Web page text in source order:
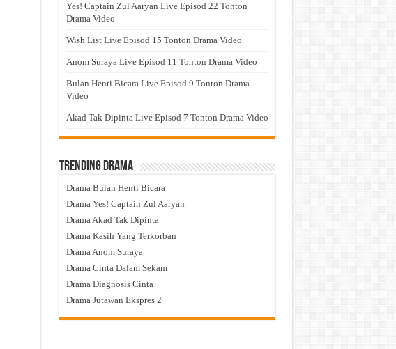
Yes! Captain Zul Aaryan Live Episod 22 Tonton
Drama Video
Wish List Live Episod 15 Tonton Drama Video
Anom Suraya Live Episod 11 Tonton Drama Video
Bulan Henti Bicara Live Episod 9 Tonton Drama
Video
Akad Tak Dipinta Live Episod 7 Tonton Drama Video
Trending Drama
Drama Bulan Henti Bicara
Drama Yes! Captain Zul Aaryan
Drama Akad Tak Dipinta
Drama Kasih Yang Terkorban
Drama Anom Suraya
Drama Cinta Dalam Sekam
Drama Diagnosis Cinta
Drama Jutawan Ekspres 2